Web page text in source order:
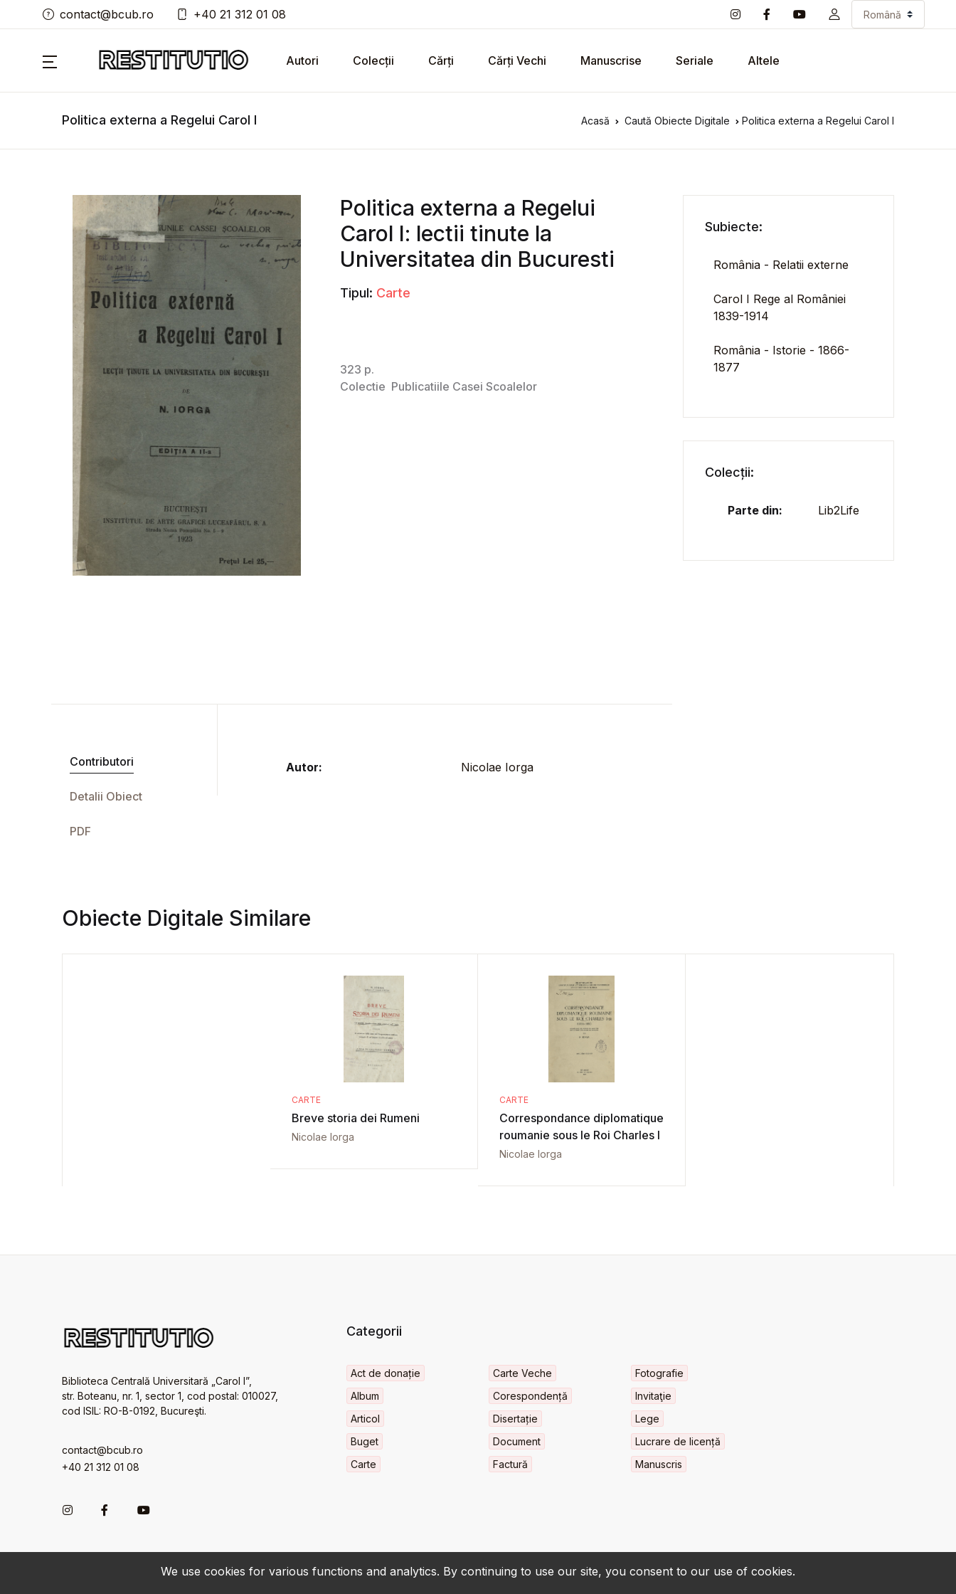
We use cookies for various functions and analytics. By continuing to use our site, you consent to our use of cookies.
contact@bcub.ro +40 21 312 01 08
Autori Colecții Cărți Cărți Vechi Manuscrise Seriale Altele
Politica externa a Regelui Carol I Acasă Caută Obiecte Digitale Politica externa a Regelui Carol I
Politica externa a Regelui
Carol I: lectii tinute la
Universitatea din Bucuresti
Tipul: Carte
Contributori
Detalii Obiect
PDF
Autor: Nicolae Iorga
Subiecte:
România - Relatii externe
Carol I Rege al României
1839-1914
România - Istorie - 1866-
1877
Colecții:
Parte din: Lib2Life
Obiecte Digitale Similare
CARTE
Breve storia dei Rumeni
Nicolae Iorga
CARTE
Correspondance diplomatique
roumanie sous le Roi Charles I
Nicolae Iorga
Biblioteca Centrală Universitară „Carol I”,
str. Boteanu, nr. 1, sector 1, cod postal: 010027,
cod ISIL: RO-B-0192, Bucureşti.
contact@bcub.ro
+40 21 312 01 08
Categorii
Act de donație
Album
Articol
Buget
Carte
Carte Veche
Corespondență
Disertație
Document
Factură
Fotografie
Invitaţie
Lege
Lucrare de licență
Manuscris